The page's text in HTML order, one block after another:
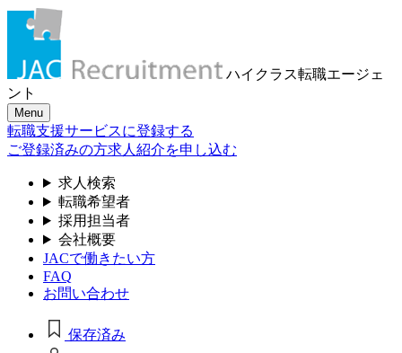
ハイクラス転職エージェ
ント
Menu
転職支援サービスに登録する
ご登録済みの方求人紹介を申し込む
求人検索
転職希望者
採用担当者
会社概要
JACで働きたい方
FAQ
お問い合わせ
保存済み